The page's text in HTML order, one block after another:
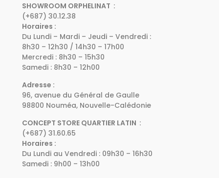
SHOWROOM ORPHELINAT :
(+687) 30.12.38
Horaires :
Du Lundi – Mardi – Jeudi – Vendredi :
8h30 – 12h30 / 14h30 – 17h00
Mercredi : 8h30 – 15h30
Samedi : 8h30 – 12h00
Adresse :
96, avenue du Général de Gaulle
98800 Nouméa, Nouvelle-Calédonie
CONCEPT STORE QUARTIER LATIN :
(+687) 31.60.65
Horaires :
Du Lundi au Vendredi : 09h30 – 16h30
Samedi : 9h00 – 13h00